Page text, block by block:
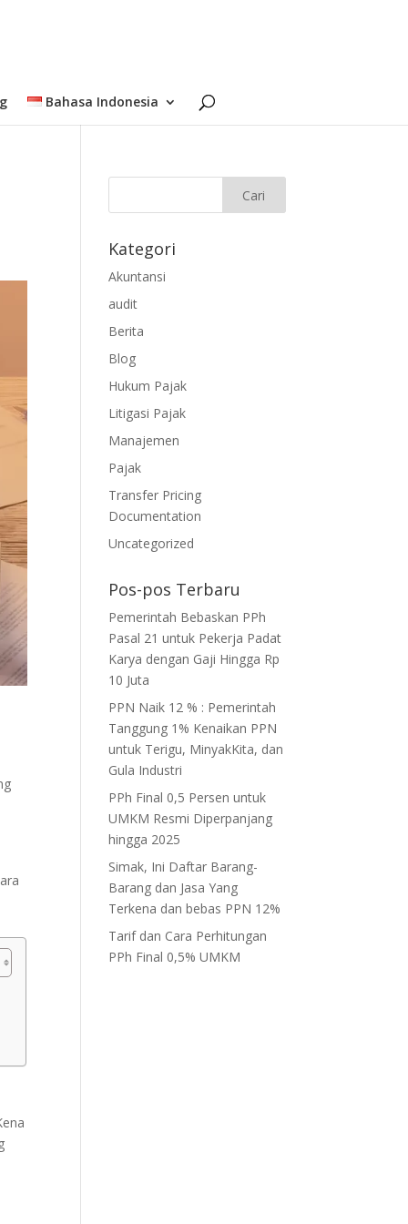
Bahasa Indonesia
Kategori
Akuntansi
audit
Berita
Blog
Hukum Pajak
Litigasi Pajak
Manajemen
Pajak
Transfer Pricing
Documentation
Uncategorized
Pos-pos Terbaru
Pemerintah Bebaskan PPh
Pasal 21 untuk Pekerja Padat
Karya dengan Gaji Hingga Rp
10 Juta
PPN Naik 12 % : Pemerintah
Tanggung 1% Kenaikan PPN
untuk Terigu, MinyakKita, dan
Gula Industri
PPh Final 0,5 Persen untuk
UMKM Resmi Diperpanjang
hingga 2025
Simak, Ini Daftar Barang-
Barang dan Jasa Yang
Terkena dan bebas PPN 12%
Tarif dan Cara Perhitungan
PPh Final 0,5% UMKM